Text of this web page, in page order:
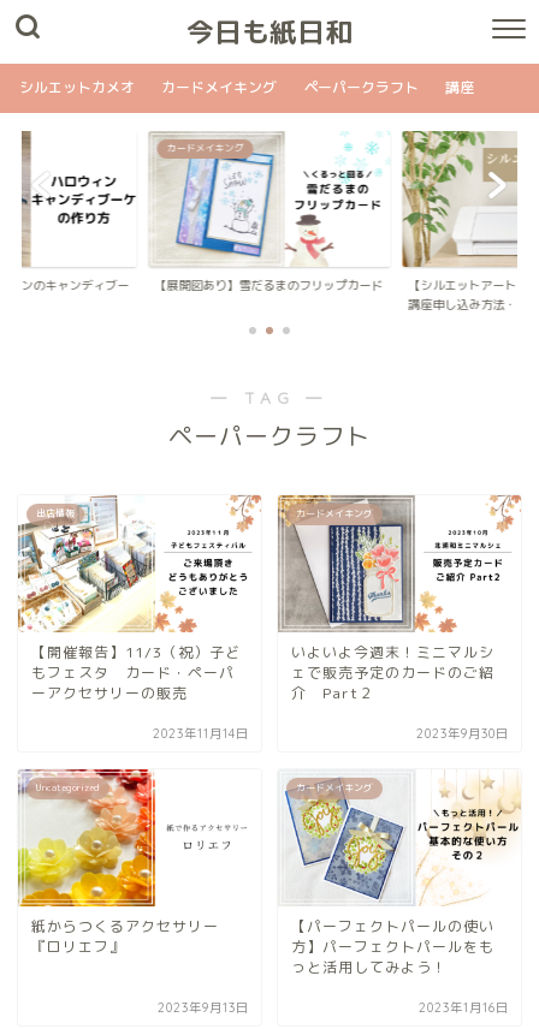
今日も紙日和
シルエットカメオ カードメイキング ペーパークラフト 講座
ィンのキャンディブー
カードメイキング
【展開図あり】雪だるまのフリップカード
【シルエットアートス
講座申し込み方法・...
― TAG ―
ペーパークラフト
出店情報
【開催報告】11/3（祝）子ど
もフェスタ カード・ペーパ
ーアクセサリーの販売
2023年11月14日
カードメイキング
いよいよ今週末！ミニマルシ
ェで販売予定のカードのご紹
介 Part２
2023年9月30日
Uncategorized
紙からつくるアクセサリー
『ロリエフ』
2023年9月13日
カードメイキング
【パーフェクトパールの使い
方】パーフェクトパールをも
っと活用してみよう！
2023年1月16日